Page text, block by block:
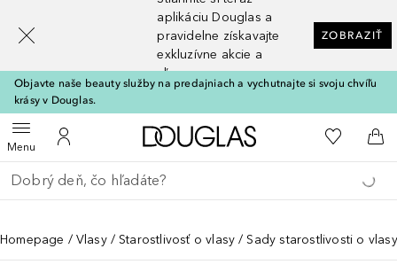
aplikáciu Douglas a
pravidelne získavajte
exkluzívne akcie a
zľavy
ZOBRAZIŤ
Objavte naše beauty služby na predajniach a vychutnajte si svoju chvíľu
krásy v Douglas.
MenuOtvoriť menuDo môjho účtu
Domov Do môjho
Do
Choď späť
Vykonajte vyhľadávanie
Homepage Vlasy Starostlivosť o vlasy Sady starostlivosti o vlasy
[navigation.slideout.screenreader]